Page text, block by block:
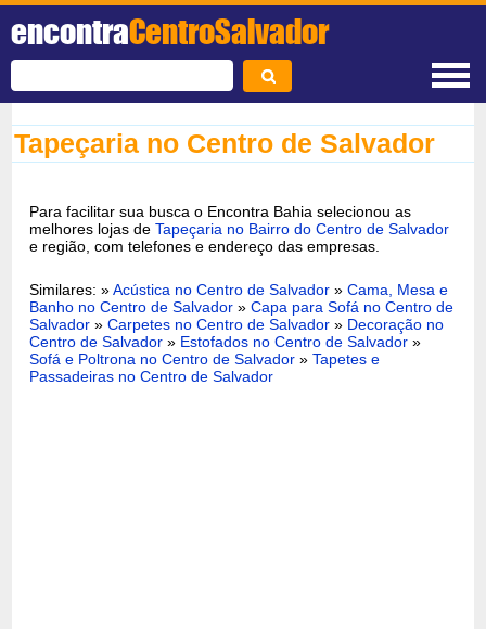
encontraCentroSalvador
Tapeçaria no Centro de Salvador
Para facilitar sua busca o Encontra Bahia selecionou as
melhores lojas deTapeçaria no Bairro do Centro de Salvador
e região, com telefones e endereço das empresas.
Similares: »Acústica no Centro de Salvador »Cama, Mesa e
Banho no Centro de Salvador »Capa para Sofá no Centro de
Salvador »Carpetes no Centro de Salvador » Decoração no
Centro de Salvador » Estofados no Centro de Salvador »
Sofá e Poltrona no Centro de Salvador »Tapetes e
Passadeiras no Centro de Salvador